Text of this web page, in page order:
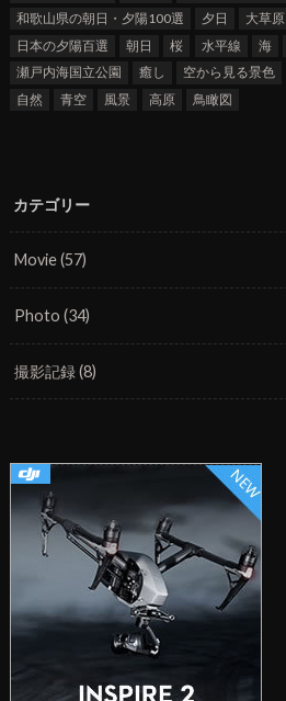
和歌山県の朝日・夕陽100選
夕日 大草原
日本の夕陽百選
朝日 桜 水平線 海
瀬戸内海国立公園
癒し 空から見る景色
自然
青空 風景 高原 鳥瞰図
カテゴリー
Movie(57)
Photo(34)
撮影記録(8)